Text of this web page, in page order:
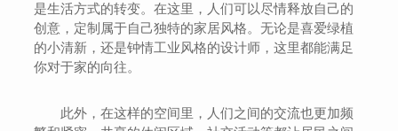
是生活方式的转变。在这里，人们可以尽情释放自己的
创意，定制属于自己独特的家居风格。无论是喜爱绿植
的小清新，还是钟情工业风格的设计师，这里都能满足
你对于家的向往。
此外，在这样的空间里，人们之间的交流也更加频